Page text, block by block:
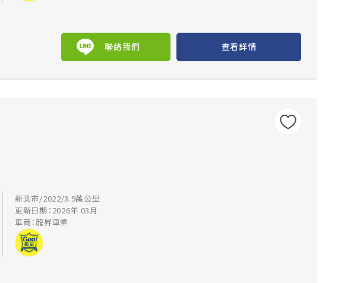
聯絡我們 查看詳情
新北市/2022/3.9萬公里
更新日期：2026年 03月
車商：龍昇車業